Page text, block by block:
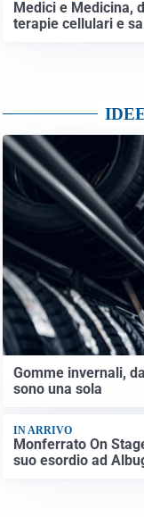
Medici e Medicina,
terapie cellulari e
Gomme invernali,
sono una sola
IN ARRIVO
Monferrato On
suo esordio ad